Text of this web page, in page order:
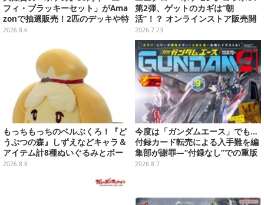
フィ・ブラッキーセット」がAma
zonで抽選販売！2匹のデッキや特
別カードを収録
2026.8.6
第2弾、ゲットのカギは“朝
活”！？ オンラインストア販売開
始は当日8時15分から
2026.7.23
もっちもっちのベルぶくろ！『ど
うぶつの森』しずえなどキャラ＆
アイテム計8種ぬいぐるみとボー
ルチェーン付きマスコットが発売
2026.8.8
今度は「ガンダムエース」でも…
付録カード転売による入手難を編
集部が謝罪―“付録なし”での重版
対応を進行中
2026.8.7